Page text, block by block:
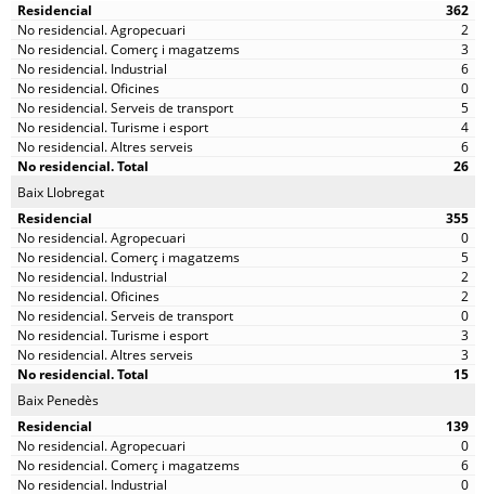
362
2
3
6
0
5
4
6
26
Baix Llobregat
355
0
5
2
2
0
3
3
15
Baix Penedès
139
0
6
0